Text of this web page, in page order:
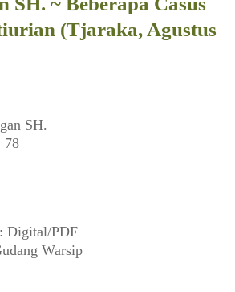
(Tjaraka, Agustus
SH.
78
: Digital/PDF
Warsip